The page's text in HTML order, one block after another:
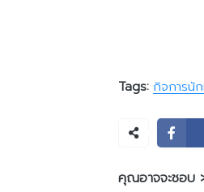
Tags: กิจการนัก
คุณอาจจะชอบ